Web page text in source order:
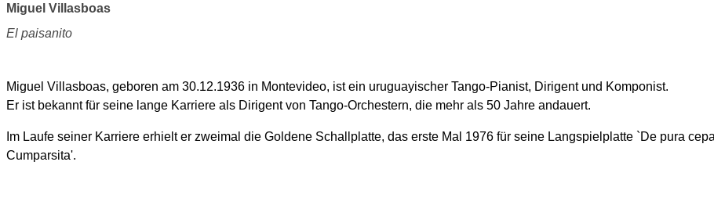
Miguel Villasboas
El paisanito
Miguel Villasboas, geboren am 30.12.1936 in Montevideo, ist ein uruguayischer Tango-Pianist, Dirigent und Komponist.
Er ist bekannt für seine lange Karriere als Dirigent von Tango-Orchestern, die mehr als 50 Jahre andauert.
Im Laufe seiner Karriere erhielt er zweimal die Goldene Schallplatte, das erste Mal 1976 für seine Langspielplatte `De pura
Cumparsita'.